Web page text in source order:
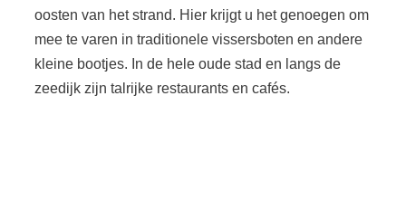
oosten van het strand. Hier krijgt u het genoegen om
mee te varen in traditionele vissersboten en andere
kleine bootjes. In de hele oude stad en langs de
zeedijk zijn talrijke restaurants en cafés.